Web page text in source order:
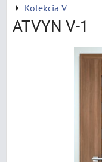
Kolekcia V
ATVYN V-1